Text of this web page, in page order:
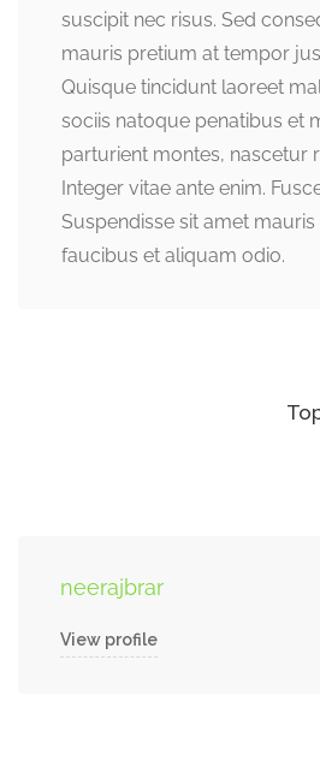
suscipit nec risus. Sed
mauris pretium at tempor
Quisque tincidunt laoreet
sociis natoque penatibus et
parturient montes, nascetur
Integer vitae ante enim.
Suspendisse sit amet
faucibus et aliquam odio.
neerajbrar
View profile